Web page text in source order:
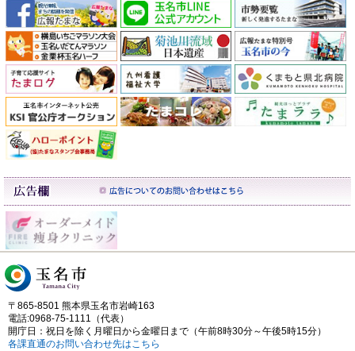
〒865-8501 熊本県玉名市岩崎163
電話:0968-75-1111（代表）
開庁日：祝日を除く月曜日から金曜日まで（午前8時30分～午後5時15分）
各課直通のお問い合わせ先はこちら